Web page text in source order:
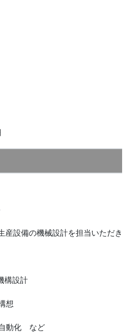
産設備の機械設計を担当いただき
構設計
想
動化 など